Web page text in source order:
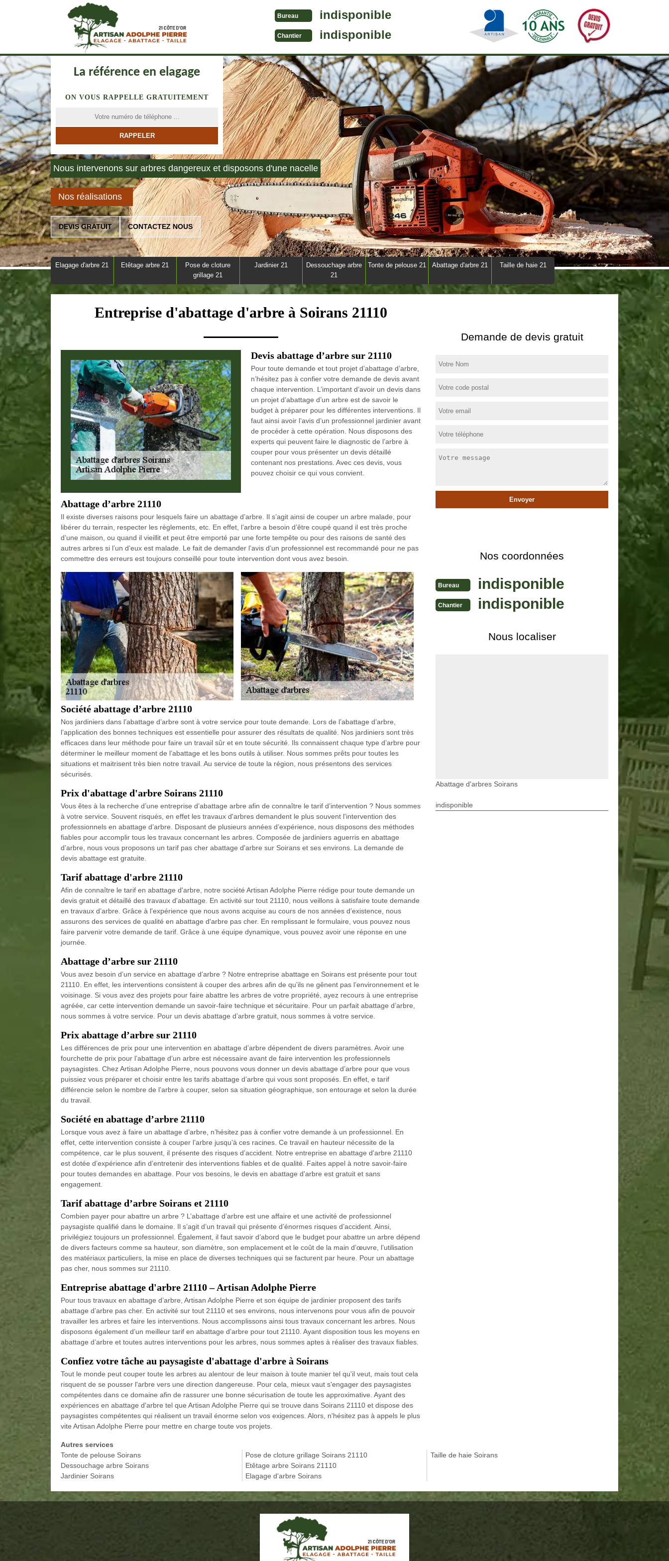
Bureau indisponible
Chantier indisponible
La référence en elagage
ON VOUS RAPPELLE GRATUITEMENT
Nous intervenons sur arbres dangereux et disposons d'une nacelle
Nos réalisations
DEVIS GRATUIT CONTACTEZ NOUS
Elagage d'arbre 21 Etêtage arbre 21
Pose de cloture
grillage 21
Jardinier 21
Dessouchage arbre
21
Tonte de pelouse 21 Abattage d'arbre 21 Taille de haie 21
Entreprise d'abattage d'arbre à Soirans 21110
Devis abattage d’arbre sur 21110
Pour toute demande et tout projet d’abattage d’arbre,
n’hésitez pas à confier votre demande de devis avant
chaque intervention. L’important d’avoir un devis dans
un projet d’abattage d’un arbre est de savoir le
budget à préparer pour les différentes interventions. Il
faut ainsi avoir l’avis d’un professionnel jardinier avant
de procéder à cette opération. Nous disposons des
experts qui peuvent faire le diagnostic de l’arbre à
couper pour vous présenter un devis détaillé
contenant nos prestations. Avec ces devis, vous
pouvez choisir ce qui vous convient.
Abattage d’arbre 21110
Il existe diverses raisons pour lesquels faire un abattage d’arbre. Il s’agit ainsi de couper un arbre malade, pour
libérer du terrain, respecter les règlements, etc. En effet, l’arbre a besoin d’être coupé quand il est très proche
d’une maison, ou quand il vieillit et peut être emporté par une forte tempête ou pour des raisons de santé des
autres arbres si l’un d’eux est malade. Le fait de demander l’avis d’un professionnel est recommandé pour ne pas
commettre des erreurs est toujours conseillé pour toute intervention dont vous avez besoin.
Société abattage d’arbre 21110
Nos jardiniers dans l’abattage d’arbre sont à votre service pour toute demande. Lors de l’abattage d’arbre,
l’application des bonnes techniques est essentielle pour assurer des résultats de qualité. Nos jardiniers sont très
efficaces dans leur méthode pour faire un travail sûr et en toute sécurité. Ils connaissent chaque type d’arbre pour
déterminer le meilleur moment de l’abattage et les bons outils à utiliser. Nous sommes prêts pour toutes les
situations et maitrisent très bien notre travail. Au service de toute la région, nous présentons des services
sécurisés.
Prix d'abattage d'arbre Soirans 21110
Vous êtes à la recherche d’une entreprise d’abattage arbre afin de connaître le tarif d’intervention ? Nous sommes
à votre service. Souvent risqués, en effet les travaux d'arbres demandent le plus souvent l'intervention des
professionnels en abattage d’arbre. Disposant de plusieurs années d’expérience, nous disposons des méthodes
fiables pour accomplir tous les travaux concernant les arbres. Composée de jardiniers aguerris en abattage
d’arbre, nous vous proposons un tarif pas cher abattage d'arbre sur Soirans et ses environs. La demande de
devis abattage est gratuite.
Tarif abattage d'arbre 21110
Afin de connaître le tarif en abattage d'arbre, notre société Artisan Adolphe Pierre rédige pour toute demande un
devis gratuit et détaillé des travaux d'abattage. En activité sur tout 21110, nous veillons à satisfaire toute demande
en travaux d’arbre. Grâce à l'expérience que nous avons acquise au cours de nos années d’existence, nous
assurons des services de qualité en abattage d'arbre pas cher. En remplissant le formulaire, vous pouvez nous
faire parvenir votre demande de tarif. Grâce à une équipe dynamique, vous pouvez avoir une réponse en une
journée.
Abattage d’arbre sur 21110
Vous avez besoin d’un service en abattage d’arbre ? Notre entreprise abattage en Soirans est présente pour tout
21110. En effet, les interventions consistent à couper des arbres afin de qu’ils ne gênent pas l’environnement et le
voisinage. Si vous avez des projets pour faire abattre les arbres de votre propriété, ayez recours à une entreprise
agréée, car cette intervention demande un savoir-faire technique et sécuritaire. Pour un parfait abattage d’arbre,
nous sommes à votre service. Pour un devis abattage d’arbre gratuit, nous sommes à votre service.
Prix abattage d’arbre sur 21110
Les différences de prix pour une intervention en abattage d’arbre dépendent de divers paramètres. Avoir une
fourchette de prix pour l’abattage d’un arbre est nécessaire avant de faire intervention les professionnels
paysagistes. Chez Artisan Adolphe Pierre, nous pouvons vous donner un devis abattage d’arbre pour que vous
puissiez vous préparer et choisir entre les tarifs abattage d’arbre qui vous sont proposés. En effet, e tarif
différencie selon le nombre de l’arbre à couper, selon sa situation géographique, son entourage et selon la durée
du travail.
Société en abattage d’arbre 21110
Lorsque vous avez à faire un abattage d’arbre, n’hésitez pas à confier votre demande à un professionnel. En
effet, cette intervention consiste à couper l’arbre jusqu’à ces racines. Ce travail en hauteur nécessite de la
compétence, car le plus souvent, il présente des risques d’accident. Notre entreprise en abattage d'arbre 21110
est dotée d’expérience afin d’entretenir des interventions fiables et de qualité. Faites appel à notre savoir-faire
pour toutes demandes en abattage. Pour vos besoins, le devis en abattage d'arbre est gratuit et sans
engagement.
Tarif abattage d’arbre Soirans et 21110
Combien payer pour abattre un arbre ? L’abattage d’arbre est une affaire et une activité de professionnel
paysagiste qualifié dans le domaine. Il s’agit d’un travail qui présente d’énormes risques d’accident. Ainsi,
privilégiez toujours un professionnel. Également, il faut savoir d’abord que le budget pour abattre un arbre dépend
de divers facteurs comme sa hauteur, son diamètre, son emplacement et le coût de la main d’œuvre, l’utilisation
des matériaux particuliers, la mise en place de diverses techniques qui se facturent par heure. Pour un abattage
pas cher, nous sommes sur 21110.
Entreprise abattage d'arbre 21110 – Artisan Adolphe Pierre
Pour tous travaux en abattage d’arbre, Artisan Adolphe Pierre et son équipe de jardinier proposent des tarifs
abattage d’arbre pas cher. En activité sur tout 21110 et ses environs, nous intervenons pour vous afin de pouvoir
travailler les arbres et faire les interventions. Nous accomplissons ainsi tous travaux concernant les arbres. Nous
disposons également d’un meilleur tarif en abattage d’arbre pour tout 21110. Ayant disposition tous les moyens en
abattage d’arbre et toutes autres interventions pour les arbres, nous sommes aptes à réaliser des travaux fiables.
Confiez votre tâche au paysagiste d'abattage d'arbre à Soirans
Tout le monde peut couper toute les arbres au alentour de leur maison à toute manier tel qu'il veut, mais tout cela
risquent de se pousser l'arbre vers une direction dangereuse. Pour cela, mieux vaut s'engager des paysagistes
compétentes dans ce domaine afin de rassurer une bonne sécurisation de toute les approximative. Ayant des
expériences en abattage d'arbre tel que Artisan Adolphe Pierre qui se trouve dans Soirans 21110 et dispose des
paysagistes compétentes qui réalisent un travail énorme selon vos exigences. Alors, n'hésitez pas à appels le plus
vite Artisan Adolphe Pierre pour mettre en charge toute vos projets.
Demande de devis gratuit
Nos coordonnées
Bureau indisponible
Chantier indisponible
Nous localiser
Abattage d'arbres Soirans
indisponible
Autres services
Tonte de pelouse Soirans
Dessouchage arbre Soirans
Jardinier Soirans
Pose de cloture grillage Soirans 21110
Etêtage arbre Soirans 21110
Elagage d'arbre Soirans
Taille de haie Soirans